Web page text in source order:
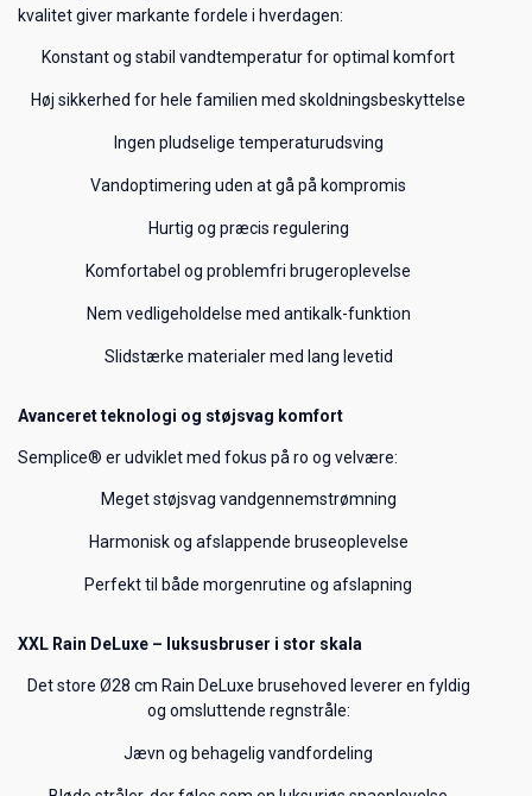
kvalitet giver markante fordele i hverdagen:
Konstant og stabil vandtemperatur for optimal komfort
Høj sikkerhed for hele familien med skoldningsbeskyttelse
Ingen pludselige temperaturudsving
Vandoptimering uden at gå på kompromis
Hurtig og præcis regulering
Komfortabel og problemfri brugeroplevelse
Nem vedligeholdelse med antikalk-funktion
Slidstærke materialer med lang levetid
Avanceret teknologi og støjsvag komfort
Semplice® er udviklet med fokus på ro og velvære:
Meget støjsvag vandgennemstrømning
Harmonisk og afslappende bruseoplevelse
Perfekt til både morgenrutine og afslapning
XXL Rain DeLuxe – luksusbruser i stor skala
Det store Ø28 cm Rain DeLuxe brusehoved leverer en fyldig
og omsluttende regnstråle:
Jævn og behagelig vandfordeling